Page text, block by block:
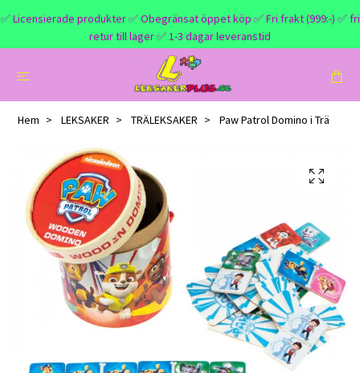
✅ Licensierade produkter ✅ Obegränsat öppet köp ✅ Fri frakt (999:-) ✅ fri
retur till lager ✅ 1-3 dagar leveranstid
Hem LEKSAKER TRÄLEKSAKER Paw Patrol Domino i Trä